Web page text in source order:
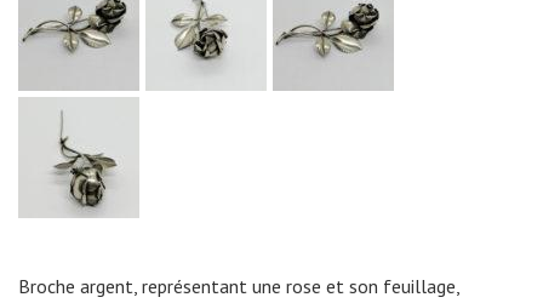
Broche argent, représentant une rose et son feuillage,